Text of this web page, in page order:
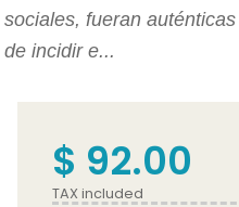
sociales, fueran
de incidir e...
$ 92.00
TAX included